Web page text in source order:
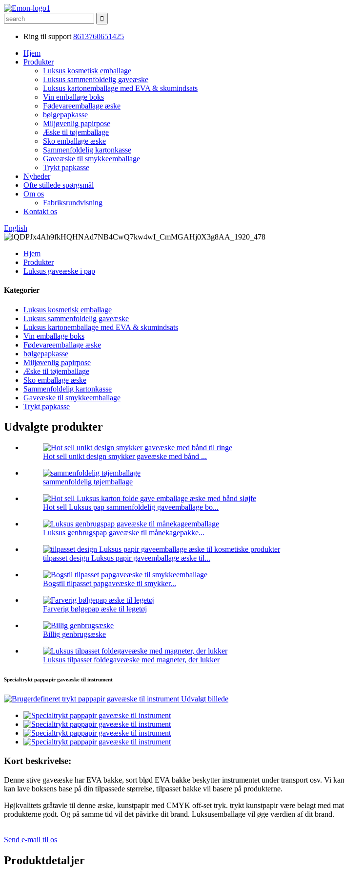
Ring til support 8613760651425
Hjem
Produkter
Luksus kosmetisk emballage
Luksus sammenfoldelig gaveæske
Luksus kartonemballage med EVA & skumindsats
Vin emballage boks
Fødevareemballage æske
bølgepapkasse
Miljøvenlig papirpose
Æske til tøjemballage
Sko emballage æske
Sammenfoldelig kartonkasse
Gaveæske til smykkeemballage
Trykt papkasse
Nyheder
Ofte stillede spørgsmål
Om os
Fabriksrundvisning
Kontakt os
English
Hjem
Produkter
Luksus gaveæske i pap
Kategorier
Luksus kosmetisk emballage
Luksus sammenfoldelig gaveæske
Luksus kartonemballage med EVA & skumindsats
Vin emballage boks
Fødevareemballage æske
bølgepapkasse
Miljøvenlig papirpose
Æske til tøjemballage
Sko emballage æske
Sammenfoldelig kartonkasse
Gaveæske til smykkeemballage
Trykt papkasse
Udvalgte produkter
Hot sell unikt design smykker gaveæske med bånd ...
sammenfoldelig tøjemballage
Hot sell Luksus pap sammenfoldelig gaveemballage bo...
Luksus genbrugspap gaveæske til månekagepakke...
tilpasset design Luksus papir gaveemballage æske til...
Bogstil tilpasset papgaveæske til smykker...
Farverig bølgepap æske til legetøj
Billig genbrugsæske
Luksus tilpasset foldegaveæske med magneter, der lukker
Specialtrykt pappapir gaveæske til instrument
Kort beskrivelse:
Denne stive gaveæske har EVA bakke, sort blød EVA bakke beskytter instrumentet under transport osv. Vi
kan lave boksens base på din tilpassede størrelse, tilpasset bakke vil basere på produkterne.
Højkvalitets gråtavle til denne æske, kunstpapir med CMYK off-set tryk. trykt kunstpapir være belagt med
produkterne godt. Og på samme tid vil det påvirke dit brand. Luksusemballage vil øge værdien af ​​dit brand.
Send e-mail til os
Produktdetaljer